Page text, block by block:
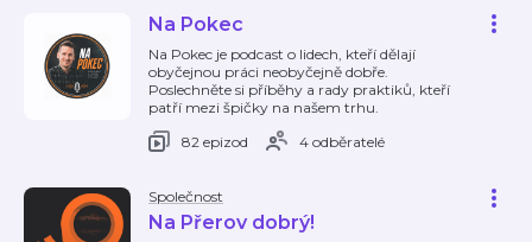
Na Pokec
Na Pokec je podcast o lidech, kteří dělají
obyčejnou práci neobyčejně dobře.
Poslechněte si příběhy a rady praktiků, kteří
patří mezi špičky na našem trhu.
82 epizod
4 odběratelé
Společnost
Na Přerov dobrý!